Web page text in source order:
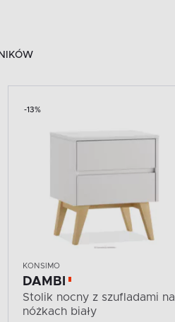
-13%
KONSIMO
DAMBI
Stolik nocny z szufladami na
nóżkach biały